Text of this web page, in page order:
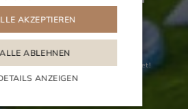
Das Freibad ist im Mai geöffnet!
AKZEPTIEREN
ALLE ABLEHNEN
ANZEIGEN